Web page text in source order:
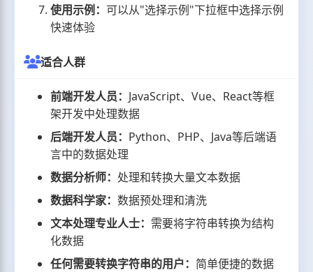
使用示例： 可以从"选择示例"下拉框中选择示例
快速体验
适合人群
前端开发人员： JavaScript、Vue、React等框
架开发中处理数据
后端开发人员： Python、PHP、Java等后端语
言中的数据处理
数据分析师： 处理和转换大量文本数据
数据科学家：数据预处理和清洗
文本处理专业人士： 需要将字符串转换为结构
化数据
任何需要转换字符串的用户： 简单便捷的数据